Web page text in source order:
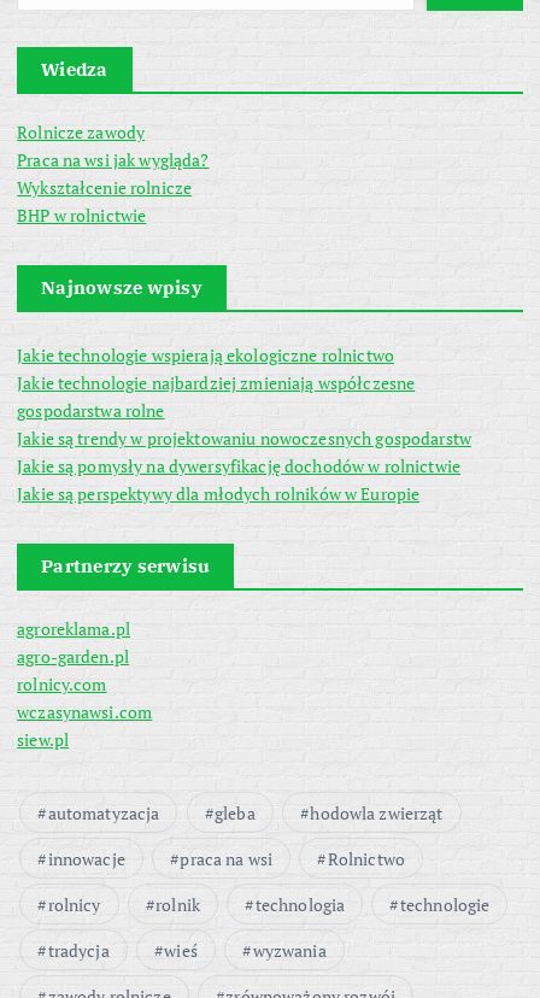
Wiedza
Rolnicze zawody
Praca na wsi jak wygląda?
Wykształcenie rolnicze
BHP w rolnictwie
Najnowsze wpisy
Jakie technologie wspierają ekologiczne rolnictwo
Jakie technologie najbardziej zmieniają współczesne
gospodarstwa rolne
Jakie są trendy w projektowaniu nowoczesnych gospodarstw
Jakie są pomysły na dywersyfikację dochodów w rolnictwie
Jakie są perspektywy dla młodych rolników w Europie
Partnerzy serwisu
agroreklama.pl
agro-garden.pl
rolnicy.com
wczasynawsi.com
siew.pl
automatyzacja gleba
hodowla zwierząt
innowacje
praca na wsi
Rolnictwo
rolnicy
rolnik technologia
technologie
tradycja
wieś
wyzwania